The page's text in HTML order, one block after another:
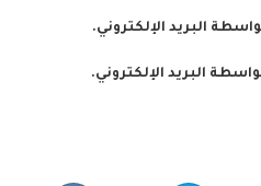
البريد الإلكتروني.
البريد الإلكتروني.